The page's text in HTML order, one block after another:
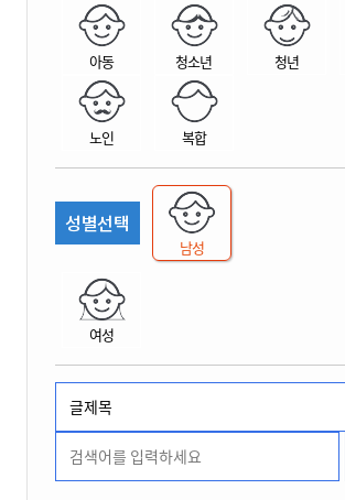
아동 청소년 청년
노인 복합
성별선택
남성
여성